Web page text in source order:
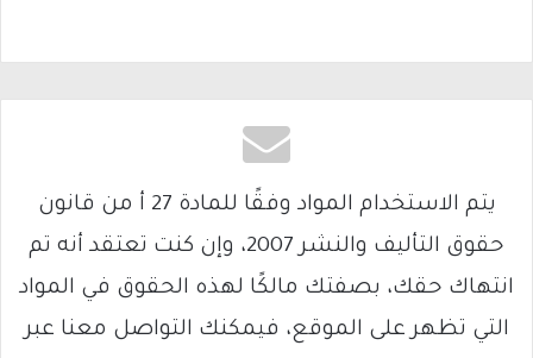
يتم الاستخدام المواد وفقًا للمادة 27 أ من قانون
حقوق التأليف والنشر 2007، وإن كنت تعتقد أنه تم
انتهاك حقك، بصفتك مالكًا لهذه الحقوق في المواد
التي تظهر على الموقع، فيمكنك التواصل معنا عبر